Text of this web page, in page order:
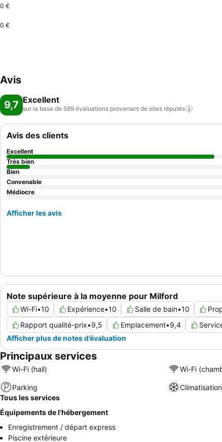
0 €
0 €
Avis
9,7 Excellent
sur la base de 589 évaluations provenant de sites réputés
Note supérieure à la moyenne pour Milford
Wi-Fi•10 Expérience•10 Salle de bain•10
Rapport qualité-prix•9,5 Emplacement•9,4
Afficher plus de notes d’évaluation
Avis des clients
Excellent
Très bien
Bien
Convenable
Médiocre
Afficher les avis
Principaux services
Wi-Fi (hall) Wi-Fi
Parking
Climatisation
Tous les services
Équipements de l’hébergement
Enregistrement / départ express
Piscine extérieure